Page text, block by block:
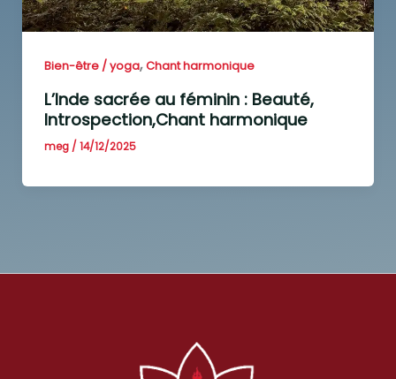
Bien-être / yoga,Chant harmonique
L’Inde sacrée au féminin : Beauté,
Introspection,Chant harmonique
meg / 14/12/2025